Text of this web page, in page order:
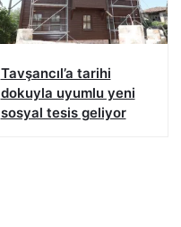
Tavşancıl’a tarihi
dokuyla uyumlu yeni
sosyal tesis geliyor